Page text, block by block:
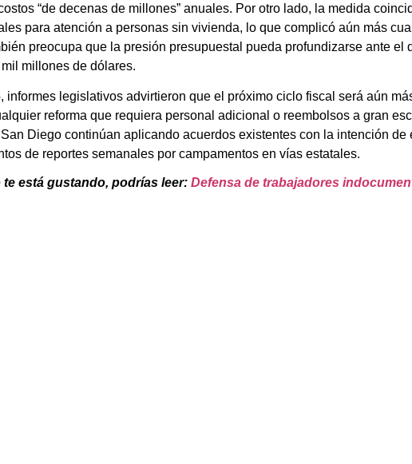
“de decenas de millones” anuales. Por otro lado, la medida
para atención a personas sin vivienda, lo que complicó aún más
preocupa que la presión presupuestal pueda profundizarse ante el
millones de dólares.
informes legislativos advirtieron que el próximo ciclo fiscal será aún
reforma que requiera personal adicional o reembolsos a gran
Diego continúan aplicando acuerdos existentes con la intención de
de reportes semanales por campamentos en vías estatales.
te está gustando, podrías leer: Defensa de trabajadores